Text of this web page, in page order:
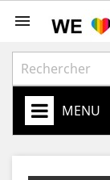

MENU